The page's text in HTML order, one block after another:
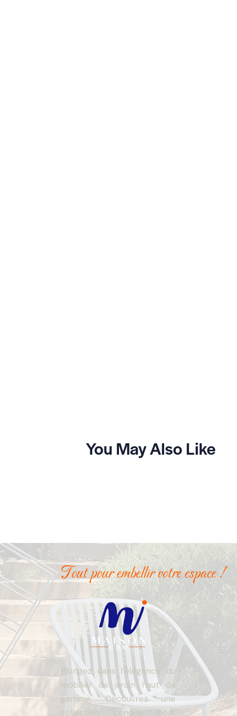
You May Also Like
Tout pour embellir votre espace !
Plongez dans l’élégance du
mobilier de jardin haut de
gamme. Découvrez une
collection conçue pour